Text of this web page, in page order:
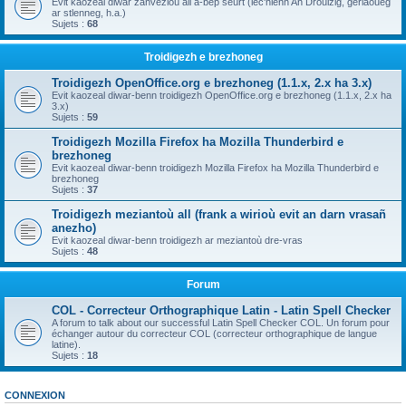
ar stlenneg, h.a.)
Sujets : 68
Troidigezh e brezhoneg
Troidigezh OpenOffice.org e brezhoneg (1.1.x, 2.x ha 3.x)
Evit kaozeal diwar-benn troidigezh OpenOffice.org e brezhoneg (1.1.x, 2.x ha
3.x)
Sujets : 59
Troidigezh Mozilla Firefox ha Mozilla Thunderbird e
brezhoneg
Evit kaozeal diwar-benn troidigezh Mozilla Firefox ha Mozilla Thunderbird e
brezhoneg
Sujets : 37
Troidigezh meziantoù all (frank a wirioù evit an darn vrasañ
anezho)
Evit kaozeal diwar-benn troidigezh ar meziantoù dre-vras
Sujets : 48
Forum
COL - Correcteur Orthographique Latin - Latin Spell Checker
A forum to talk about our successful Latin Spell Checker COL. Un forum pour
échanger autour du correcteur COL (correcteur orthographique de langue
latine).
Sujets : 18
CONNEXION